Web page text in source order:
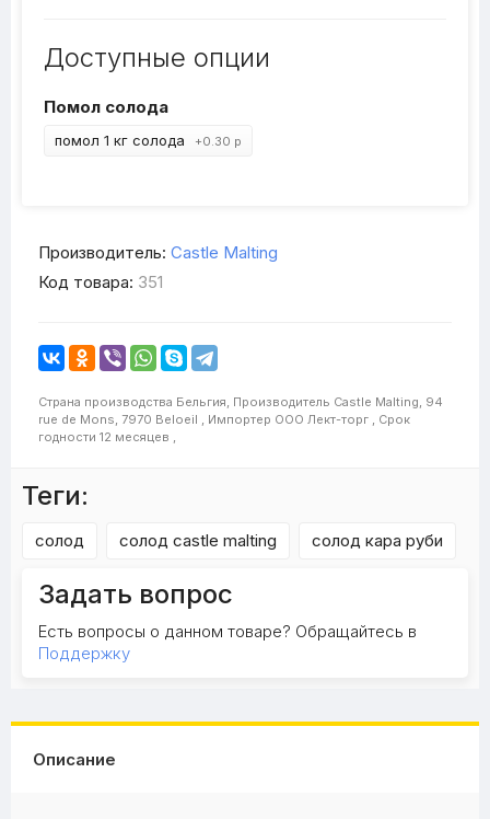
Доступные опции
Помол солода
помол 1 кг солода +0.30 р
Производитель: Castle Malting
Код товара: 351
Страна производства Бельгия, Производитель Castle Malting, 94
rue de Mons, 7970 Beloeil , Импортер ООО Лект-торг , Срок
годности 12 месяцев ,
Теги:
cолод cолод castle malting солод кара руби
Задать вопрос
Есть вопросы о данном товаре? Обращайтесь в
Поддержку
Описание